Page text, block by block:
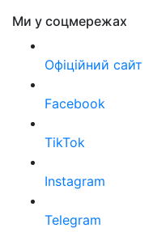
Ми у соцмережах
Офіційний сайт
Facebook
TikTok
Instagram
Telegram